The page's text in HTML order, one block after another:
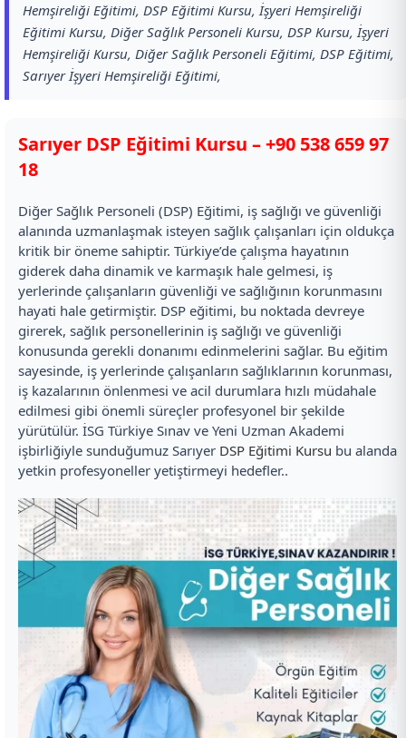
Hemşireliği Eğitimi, DSP Eğitimi Kursu, İşyeri Hemşireliği
Eğitimi Kursu, Diğer Sağlık Personeli Kursu, DSP Kursu, İşyeri
Hemşireliği Kursu, Diğer Sağlık Personeli Eğitimi, DSP Eğitimi,
Sarıyer İşyeri Hemşireliği Eğitimi,
Sarıyer DSP Eğitimi Kursu –+90 538 659 97
18
Diğer Sağlık Personeli (DSP) Eğitimi, iş sağlığı ve güvenliği
alanında uzmanlaşmak isteyen sağlık çalışanları için oldukça
kritik bir öneme sahiptir. Türkiye’de çalışma hayatının
giderek daha dinamik ve karmaşık hale gelmesi, iş
yerlerinde çalışanların güvenliği ve sağlığının korunmasını
hayati hale getirmiştir. DSP eğitimi, bu noktada devreye
girerek, sağlık personellerinin iş sağlığı ve güvenliği
konusunda gerekli donanımı edinmelerini sağlar. Bu eğitim
sayesinde, iş yerlerinde çalışanların sağlıklarının korunması,
iş kazalarının önlenmesi ve acil durumlara hızlı müdahale
edilmesi gibi önemli süreçler profesyonel bir şekilde
yürütülür. İSG Türkiye Sınav ve Yeni Uzman Akademi
işbirliğiyle sunduğumuz Sarıyer DSP Eğitimi Kursu bu alanda
yetkin profesyoneller yetiştirmeyi hedefler..